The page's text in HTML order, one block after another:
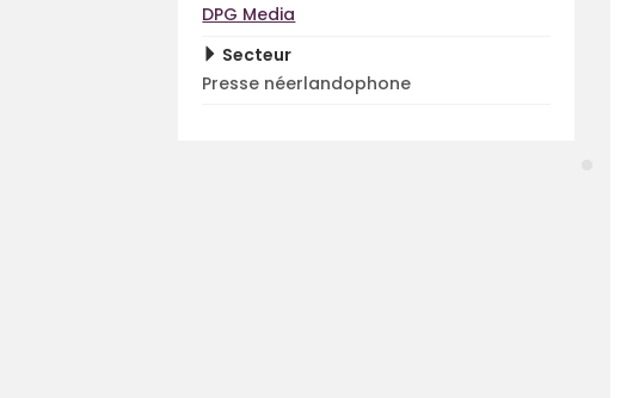
DPG Media
Secteur
Presse néerlandophone